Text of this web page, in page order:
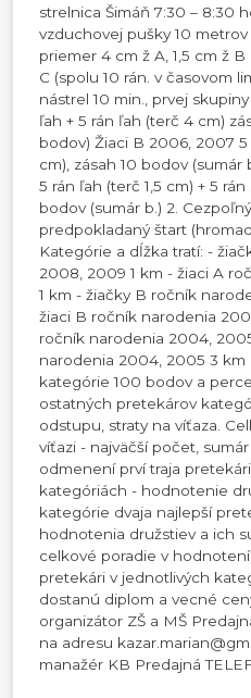
strelnica Šimáň 7:30 – 8:30
vzduchovej pušky 10
priemer 4 cm ž A, 1,5 cm ž
C (spolu 10 rán. v časovom
nástrel 10 min., prvej
ľah + 5 rán ľah (terč 4 cm)
bodov) Žiaci B 2006, 2007 5
cm), zásah 10 bodov
5 rán ľah (terč 1,5 cm) + 5
bodov (sumár b.) 2.
predpokladaný štart
Kategórie a dĺžka tratí: -
2008, 2009 1 km - žiaci A
1 km - žiačky B ročník
žiaci B ročník narodenia
ročník narodenia 2004,
narodenia 2004, 2005 3
kategórie 100 bodov a
ostatných pretekárov
odstupu, straty na víťaza.
víťazi - najväčší počet,
odmenení prví traja
kategóriách - hodnotenie
kategórie dvaja najlepší
hodnotenia družstiev a ich
celkové poradie v hodnotení
pretekári v jednotlivých
dostanú diplom a vecné
organizátor ZŠ a MŠ
na adresu
manažér KB Predajná